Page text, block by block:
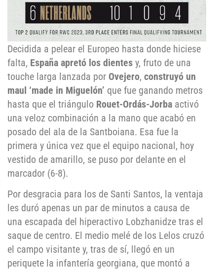
Decidida a pelear el Europeo hasta donde hiciese
falta, España apretó los dientes y, fruto de una
touche larga lanzada por Ovejero, construyó un
maul ‘made in Miguelón’ que fue ganando metros
hasta que el triángulo Rouet-Ordás-Jorba activó
una veloz combinación a la mano que acabó en
posado del ala de la Santboiana. Esa fue la
primera y única vez que el equipo nacional, hoy
vestido de amarillo, se puso por delante en el
marcador (6-8).
Por desgracia para los de Santi Santos, la ventaja
les duró apenas un par de minutos a causa de
una escapada del hiperactivo Lobzhanidze tras el
saque de centro. El medio melé de los Lelos cruzó
el campo visitante y, tras de sí, llegó en un
periquete la infantería georgiana, que montó a